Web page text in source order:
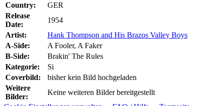
Country:
GER
Release
Date:
1954
Artist:
Hank Thompson and His Brazos Valley Boys
A-Side:
A Fooler, A Faker
B-Side:
Brakin' The Rules
Kategorie:
Si
Coverbild:
bisher kein Bild hochgeladen
Weitere
Bilder:
Keine weiteren Bilder bereitgestellt